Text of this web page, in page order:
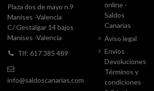
Plaza dos de mayo n.9
Manises -Valencia
C/ Gestalgar 14 bajos
Manises -Valencia
Tlf: 617 385 489
info@saldoscanarias.com
online -
Saldos
Canarias
Aviso legal
Envios
Devoluciones
Términos y
condiciones